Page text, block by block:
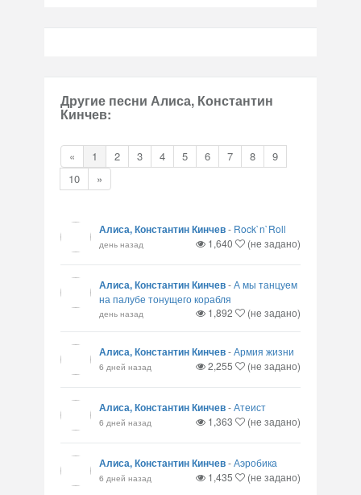
Другие песни Алиса, Константин
Кинчев:
« 1 2 3 4 5 6 7 8
9
10
»
Алиса, Константин Кинчев- Rock`n`Roll
день назад 1,640 (не задано)
Алиса, Константин Кинчев-А мы танцуем
на палубе тонущего корабля
день назад 1,892 (не задано)
Алиса, Константин Кинчев-Армия жизни
6 дней назад 2,255 (не задано)
Алиса, Константин Кинчев-Атеист
6 дней назад 1,363 (не задано)
Алиса, Константин Кинчев-Аэробика
6 дней назад 1,435 (не задано)